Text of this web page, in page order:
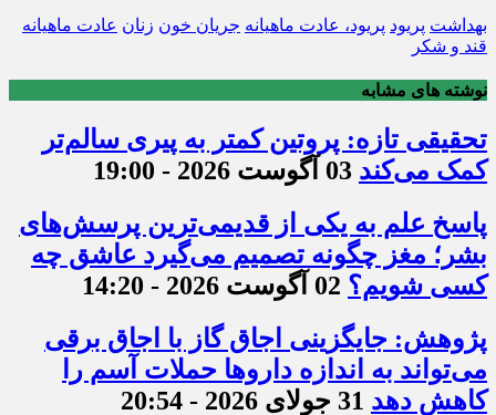
بهداشت پریود پریود، عادت ماهیانه جریان خون زنان عادت ماهیانه
قند و شکر
نوشته های مشابه
تحقیقی تازه: پروتین کمتر به پیری سالم‌تر
کمک می‌کند 03 آگوست 2026 - 19:00
پاسخ علم به یکی از قدیمی‌ترین پرسش‌های
بشر؛ مغز چگونه تصمیم می‌گیرد عاشق چه
کسی شویم؟ 02 آگوست 2026 - 14:20
پژوهش: جایگزینی اجاق گاز با اجاق برقی
می‌تواند به اندازه داروها حملات آسم را
کاهش دهد 31 جولای 2026 - 20:54